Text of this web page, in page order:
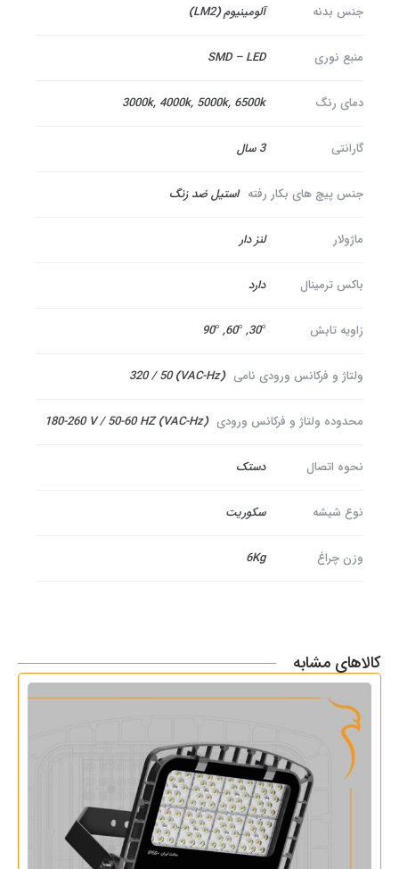
جنس بدنه آلومینیوم (LM2)
منبع نوری SMD – LED
دمای رنگ 3000k, 4000k, 5000k, 6500k
گارانتی
جنس پیچ های بکار رفته استیل ضد زنگ
ماژولار لنز دار
باکس ترمینال دارد
زاویه تابش 30°, 60°, 90°
ولتاژ و فرکانس ورودی نامی
محدوده ولتاژ و فرکانس ورودی
نحوه اتصال دستک
نوع شیشه سکوریت
وزن چراغ 6Kg
کالاهای مشابه